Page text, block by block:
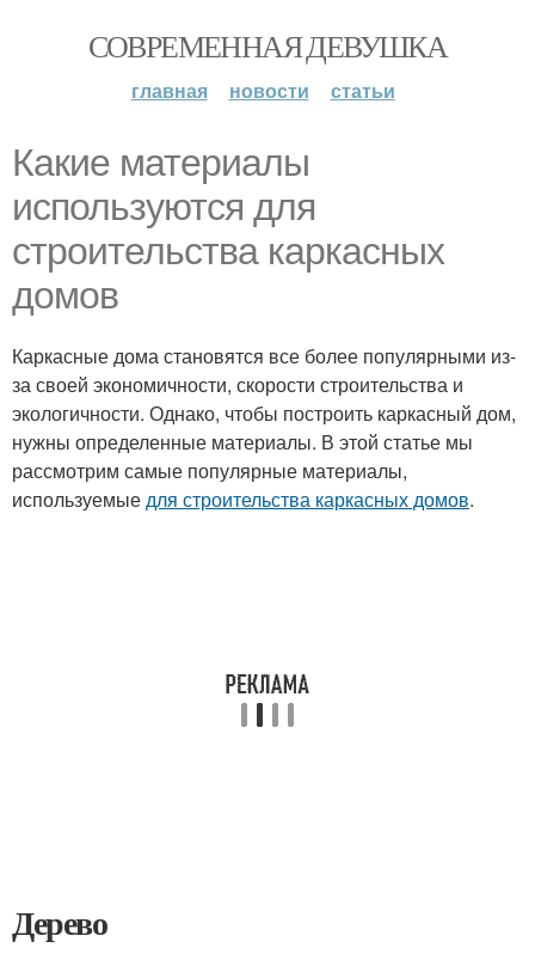
СОВРЕМЕННАЯ ДЕВУШКА
главная новости статьи
Какие материалы
используются для
строительства каркасных
домов
Каркасные дома становятся все более популярными из-
за своей экономичности, скорости строительства и
экологичности. Однако, чтобы построить каркасный дом,
нужны определенные материалы. В этой статье мы
рассмотрим самые популярные материалы,
используемыедля строительства каркасных домов.
Дерево